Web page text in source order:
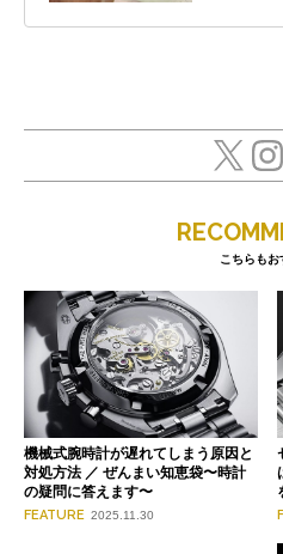
こちらもお
機械式腕時計が遅れてしまう原因と
対処方法 ／ ぜんまい知恵袋〜時計
の疑問に答えます〜
FEATURE 2025.11.30